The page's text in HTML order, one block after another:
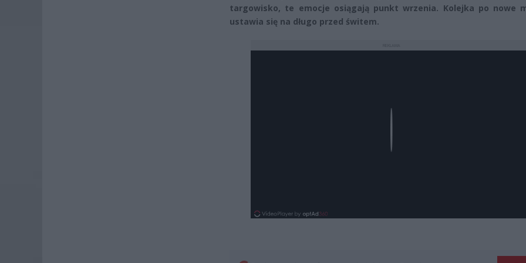
targowisko, te emocje osiągają punkt wrzenia. Kolejka po nowe
ustawia się na długo przed świtem.